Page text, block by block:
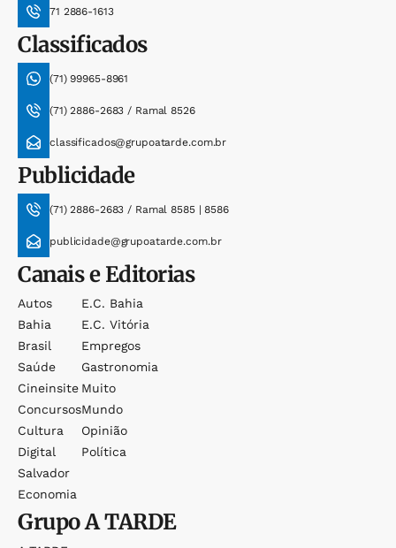
71 2886-1613
Classificados
(71) 99965-8961
(71) 2886-2683 / Ramal 8526
classificados@grupoatarde.com.br
Publicidade
(71) 2886-2683 / Ramal 8585 | 8586
publicidade@grupoatarde.com.br
Canais e Editorias
Autos
Bahia
Brasil
Saúde
Cineinsite
Concursos
Cultura
Digital
Salvador
Economia
E.c. Bahia
E.c. Vitória
Empregos
Gastronomia
Muito
Mundo
Opinião
Política
GrupoA TARDE